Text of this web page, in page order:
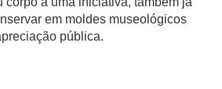
em moldes museológicos
pública.